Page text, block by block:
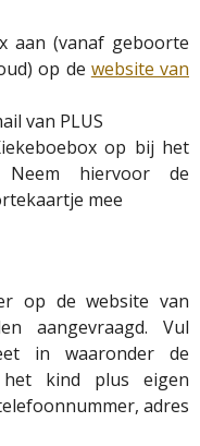
aan (vanaf geboorte
op de website van
van PLUS
op bij het
Neem hiervoor de
mee
op de website van
aangevraagd. Vul
in waaronder de
kind plus eigen
adres